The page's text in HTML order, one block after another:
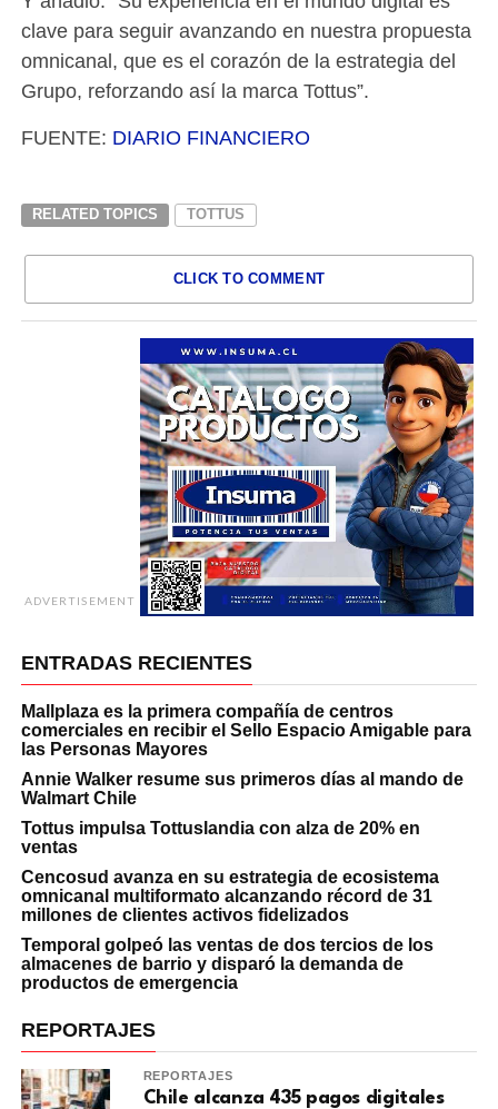
clave para seguir avanzando en nuestra propuesta
omnicanal, que es el corazón de la estrategia del
Grupo, reforzando así la marca Tottus”.
FUENTE: DIARIO FINANCIERO
RELATED TOPICS TOTTUS
CLICK TO COMMENT
ADVERTISEMENT
ENTRADAS RECIENTES
Mallplaza es la primera compañía de centros
comerciales en recibir el Sello Espacio Amigable para
las Personas Mayores
Annie Walker resume sus primeros días al mando de
Walmart Chile
Tottus impulsa Tottuslandia con alza de 20% en
ventas
Cencosud avanza en su estrategia de ecosistema
omnicanal multiformato alcanzando récord de 31
millones de clientes activos fidelizados
Temporal golpeó las ventas de dos tercios de los
almacenes de barrio y disparó la demanda de
productos de emergencia
REPORTAJES
REPORTAJES
Chile alcanza 435 pagos digitales